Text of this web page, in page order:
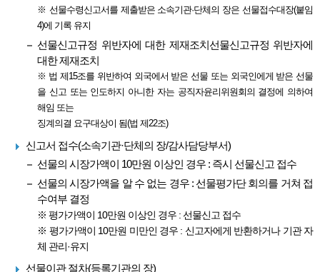
※ 선물수령신고서를 제출받은 소속기관·단체의 장은 선물접수대장(붙임
4)에 기록 유지
선물신고규정 위반자에 대한 제재조치선물신고규정 위반자에
대한 제재조치
※ 법 제15조를 위반하여 외국에서 받은 선물 또는 외국인에게 받은 선물
을 신고 또는 인도하지 아니한 자는 공직자윤리위원회의 결정에 의하여
해임 또는
징계의결 요구대상이 됨(법 제22조)
신고서 접수(소속기관·단체의 장/감사담당부서)
선물의 시장가액이 10만원 이상인 경우 : 즉시 선물신고 접수
선물의 시장가액을 알 수 없는 경우 : 선물평가단 회의를 거쳐 접
수여부 결정
※ 평가가액이 10만원 이상인 경우 : 선물신고 접수
※ 평가가액이 10만원 미만인 경우 : 신고자에게 반환하거나 기관 자
체 관리·유지
선물이관 절차(등록기관의 장)